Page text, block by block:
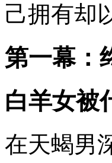
己拥有却
第一幕：
白羊女被
在天蝎男